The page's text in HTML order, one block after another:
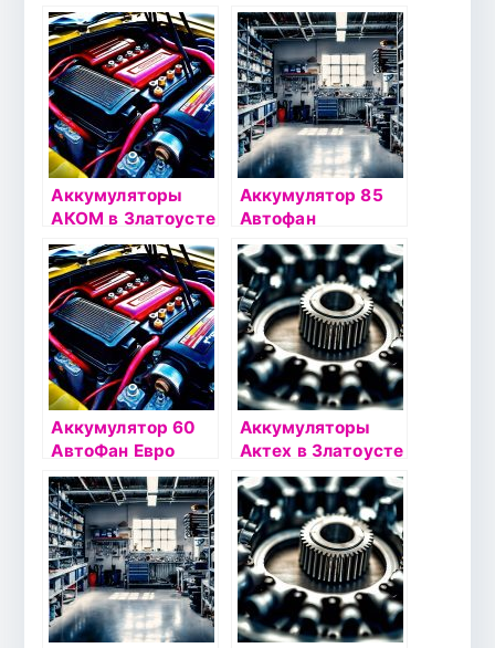
Аккумуляторы
АКОМ в Златоусте
Аккумулятор 85
Автофан
Аккумулятор 60
АвтоФан Евро
Аккумуляторы
Актех в Златоусте